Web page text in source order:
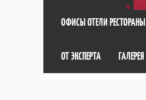
ОФИСЫ ОТЕЛИ РЕСТОРАНЫ
ОТ ЭКСПЕРТА ГАЛЕРЕЯ